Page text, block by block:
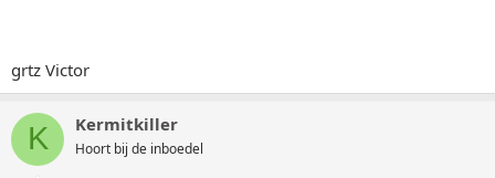
grtz Victor
K Kermitkiller
Hoort bij de inboedel